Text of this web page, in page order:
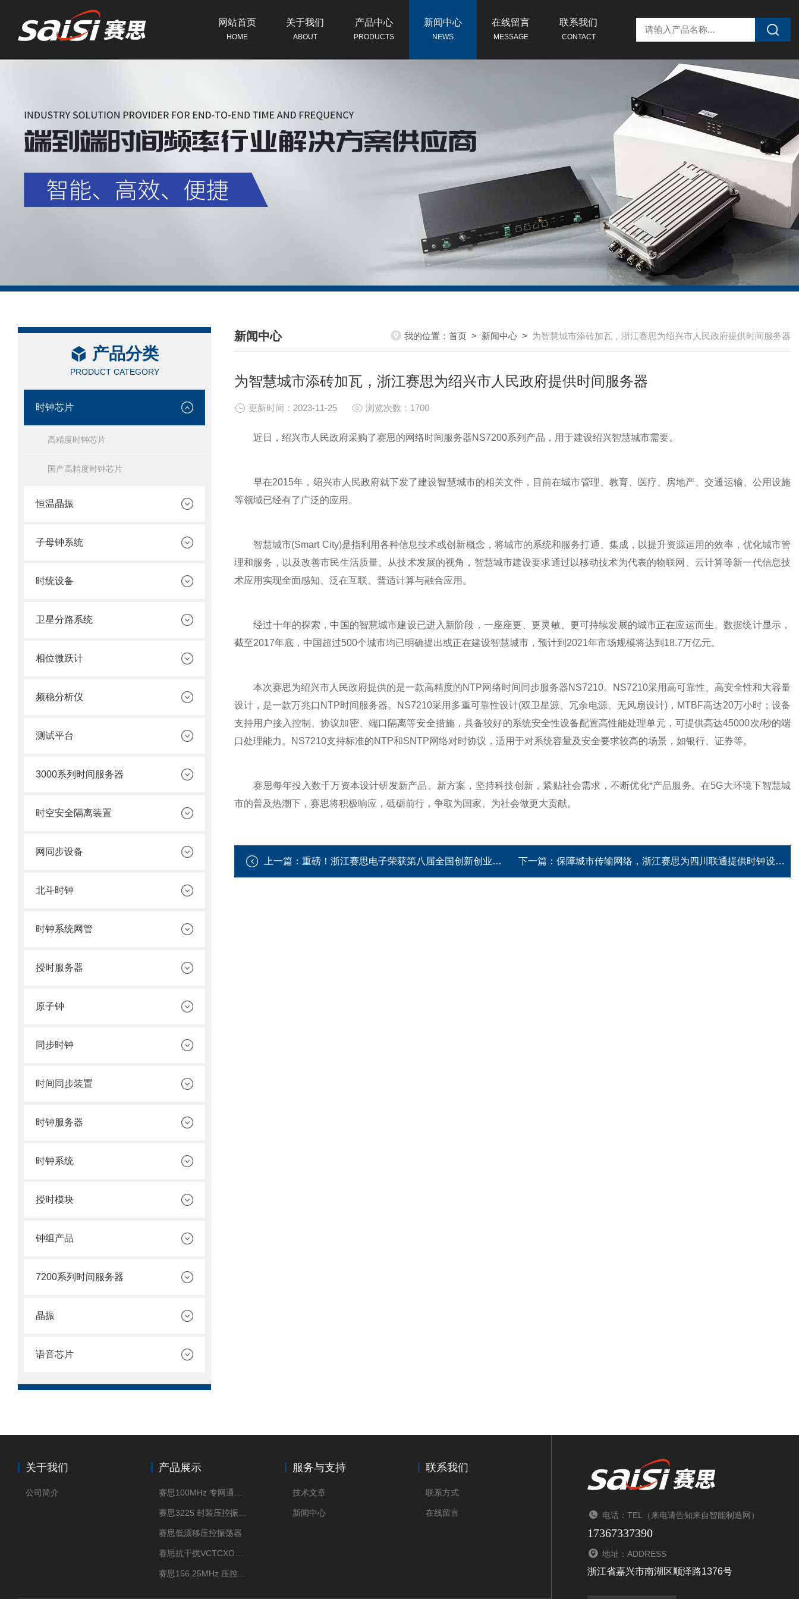
网站首页
HOME
关于我们
ABOUT
产品中心
PRODUCTS
新闻中心
NEWS
在线留言
MESSAGE
联系我们
CONTACT
产品分类
PRODUCT CATEGORY
时钟芯片
高精度时钟芯片
国产高精度时钟芯片
恒温晶振
子母钟系统
时统设备
卫星分路系统
相位微跃计
频稳分析仪
测试平台
3000系列时间服务器
时空安全隔离装置
网同步设备
北斗时钟
时钟系统网管
授时服务器
原子钟
同步时钟
时间同步装置
时钟服务器
时钟系统
授时模块
钟组产品
7200系列时间服务器
晶振
语音芯片
新闻中心
/ NEWS CENTER
我的位置： 首页 > 新闻中心 > 为智慧城市添砖加瓦，浙江赛思为绍兴市人民政府提供时间服务器
为智慧城市添砖加瓦，浙江赛思为绍兴市人民政府提供时间服务器
更新时间：2023-11-25 浏览次数：1700
近日，绍兴市人民政府采购了赛思的网络时间服务器NS7200系列产品，用于建设绍兴智慧城市需要。
早在2015年，绍兴市人民政府就下发了建设智慧城市的相关文件，目前在城市管理、教育、医疗、房地产、交通运输、公用设施
等领域已经有了广泛的应用。
智慧城市(Smart City)是指利用各种信息技术或创新概念，将城市的系统和服务打通、集成，以提升资源运用的效率，优化城市管
理和服务，以及改善市民生活质量。从技术发展的视角，智慧城市建设要求通过以移动技术为代表的物联网、云计算等新一代信息技
术应用实现全面感知、泛在互联、普适计算与融合应用。
经过十年的探索，中国的智慧城市建设已进入新阶段，一座座更、更灵敏、更可持续发展的城市正在应运而生。数据统计显示，
截至2017年底，中国超过500个城市均已明确提出或正在建设智慧城市，预计到2021年市场规模将达到18.7万亿元。
本次赛思为绍兴市人民政府提供的是一款高精度的NTP网络时间同步服务器NS7210。NS7210采用高可靠性、高安全性和大容量
设计，是一款万兆口NTP时间服务器。NS7210采用多重可靠性设计(双卫星源、冗余电源、无风扇设计)，MTBF高达20万小时；设备
支持用户接入控制、协议加密、端口隔离等安全措施，具备较好的系统安全性设备配置高性能处理单元，可提供高达45000次/秒的端
口处理能力。NS7210支持标准的NTP和SNTP网络对时协议，适用于对系统容量及安全要求较高的场景，如银行、证券等。
赛思每年投入数千万资本设计研发新产品、新方案，坚持科技创新，紧贴社会需求，不断优化*产品服务。在5G大环境下智慧城
市的普及热潮下，赛思将积极响应，砥砺前行，争取为国家、为社会做更大贡献。
上一篇： 重磅！浙江赛思电子荣获第八届全国创新创业大赛一等奖 下一篇： 保障城市传输网络，浙江赛思为四川联通提供时钟设备
关于我们
公司简介
产品展示
赛思低漂移压控振荡器
服务与支持
技术文章
新闻中心
联系我们
联系方式
在线留言 电话：TEL（来电请告知来自智能制造网）
17367337390
地址：ADDRESS
浙江省嘉兴市南湖区顺泽路1376号